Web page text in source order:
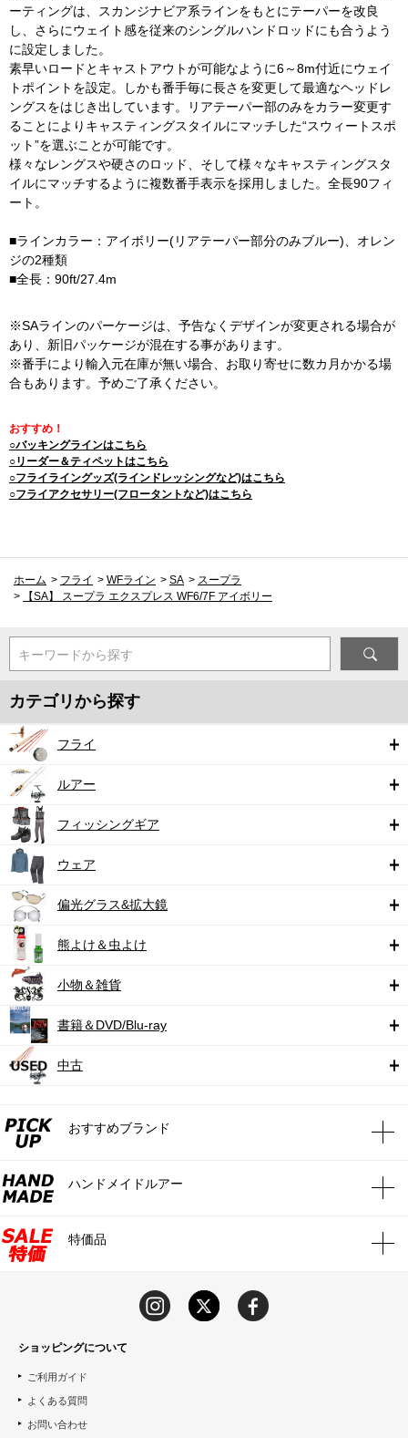
ーティングは、スカンジナビア系ラインをもとにテーパーを改良
し、さらにウェイト感を従来のシングルハンドロッドにも合うよう
に設定しました。
素早いロードとキャストアウトが可能なように6～8m付近にウェイ
トポイントを設定。しかも番手毎に長さを変更して最適なヘッドレ
ングスをはじき出しています。リアテーパー部のみをカラー変更す
ることによりキャスティングスタイルにマッチした“スウィートスポ
ット”を選ぶことが可能です。
様々なレングスや硬さのロッド、そして様々なキャスティングスタ
イルにマッチするように複数番手表示を採用しました。全長90フィ
ート。
■ラインカラー：アイボリー(リアテーパー部分のみブルー)、オレン
ジの2種類
■全長：90ft/27.4m
※SAラインのパーケージは、予告なくデザインが変更される場合が
あり、新旧パッケージが混在する事があります。
※番手により輸入元在庫が無い場合、お取り寄せに数カ月かかる場
合もあります。予めご了承ください。
おすすめ！
○バッキングラインはこちら
○リーダー＆ティペットはこちら
○フライライングッズ(ラインドレッシングなど)はこちら
○フライアクセサリー(フロータントなど)はこちら
ホーム > フライ > WFライン > SA > スープラ
>
【SA】 スープラ エクスプレス WF6/7F アイボリー
キーワードから探す
カテゴリから探す
フライ
ルアー
フィッシングギア
ウェア
偏光グラス&拡大鏡
熊よけ＆虫よけ
小物＆雑貨
書籍＆DVD/Blu-ray
中古
おすすめブランド
ハンドメイドルアー
特価品
ショッピングについて
ご利用ガイド
よくある質問
お問い合わせ